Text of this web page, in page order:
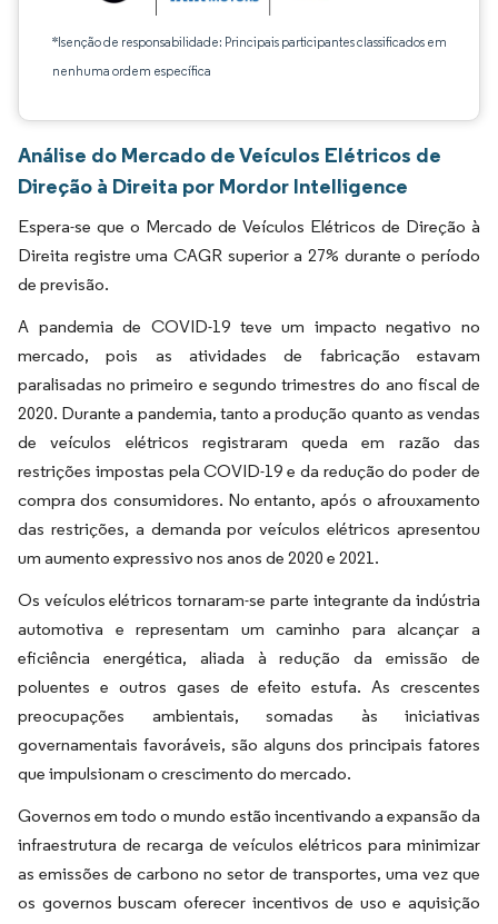
*Isenção de responsabilidade: Principais participantes classificados em
nenhuma ordem específica
Análise do Mercado de Veículos Elétricos de
Direção à Direita por Mordor Intelligence
Espera-se que o Mercado de Veículos Elétricos de Direção à
Direita registre uma CAGR superior a 27% durante o período
de previsão.
A pandemia de COVID-19 teve um impacto negativo no
mercado, pois as atividades de fabricação estavam
paralisadas no primeiro e segundo trimestres do ano fiscal de
2020. Durante a pandemia, tanto a produção quanto as vendas
de veículos elétricos registraram queda em razão das
restrições impostas pela COVID-19 e da redução do poder de
compra dos consumidores. No entanto, após o afrouxamento
das restrições, a demanda por veículos elétricos apresentou
um aumento expressivo nos anos de 2020 e 2021.
Os veículos elétricos tornaram-se parte integrante da indústria
automotiva e representam um caminho para alcançar a
eficiência energética, aliada à redução da emissão de
poluentes e outros gases de efeito estufa. As crescentes
preocupações ambientais, somadas às iniciativas
governamentais favoráveis, são alguns dos principais fatores
que impulsionam o crescimento do mercado.
Governos em todo o mundo estão incentivando a expansão da
infraestrutura de recarga de veículos elétricos para minimizar
as emissões de carbono no setor de transportes, uma vez que
os governos buscam oferecer incentivos de uso e aquisição